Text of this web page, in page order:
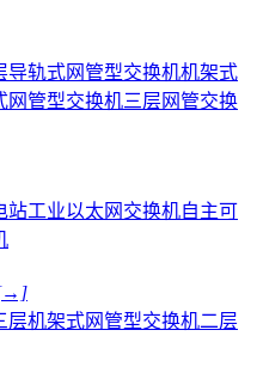
导轨式网管型交换机机架式
网管型交换机三层网管交换
站工业以太网交换机自主可
层机架式网管型交换机二层